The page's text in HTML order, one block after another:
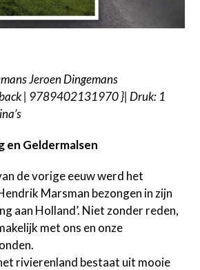
Jeroen Dingemans
| 9789402131970 }| Druk: 1
en Geldermalsen
de vorige eeuw werd het
Marsman bezongen in zijn
aan Holland’. Niet zonder reden,
met ons en onze
rivierenland bestaat uit mooie